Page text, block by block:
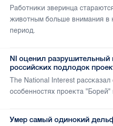
Работники зверинца
животным больше внимания в
период.
NI оценил разрушительный
российских подлодок
The National Interest рассказал
особенностях проекта
Умер самый одинокий